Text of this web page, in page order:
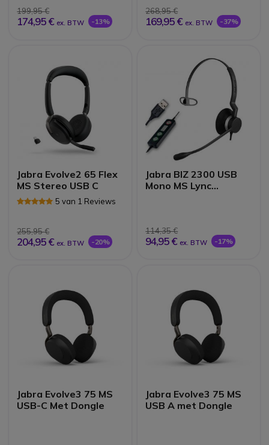
199,95 €
174,95 € ex. BTW -13%
268,95 €
169,95 € ex. BTW -37%
Jabra Evolve2 65 Flex
MS Stereo USB C
5 van 1 Reviews
255,95 €
204,95 € ex. BTW -20%
Jabra BIZ 2300 USB
Mono MS Lync
114,35 €
94,95 € ex. BTW -17%
Jabra Evolve3 75 MS
USB-C Met Dongle
Jabra Evolve3 75 MS
USB A met Dongle